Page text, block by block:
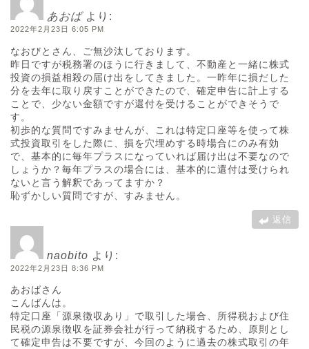
あおば より:
2022年2月23日 6:05 PM
なおびとさん、ご無沙汰しております。
昨日ですが税務署のほうに行きまして、不動産と一緒に株式
投資の損益相殺の届け出をしてきました。一昨年に損だした
分を去年に取り戻すことができたので、確定申告に計上する
ことで、少ない金額ですが還付を受けることができそうで
す。
初歩的な質問ですみませんが、これは特定口座等を使って株
式投資取引をした際に、損を穴埋めする時場合にのみ有効
で、基本的に毎年プラスになっていれば届け出は不要なので
しょうか？毎年プラスの場合には、基本的に還付は受けられ
ないと言う解釈であってますか？
恥ずかしい質問ですが、すみません。
返信
naobito より:
2022年2月23日 8:36 PM
あおばさん
こんばんは。
特定口座「源泉徴収あり」で取引した場合、所得税および住
民税の源泉徴収を証券会社が行って納税するため、原則とし
て確定申告は不要ですが、今回のように過去の株式取引の年